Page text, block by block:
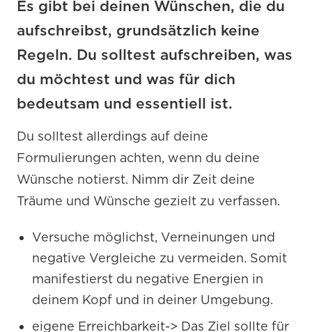
Es gibt bei deinen Wünschen, die du
aufschreibst, grundsätzlich keine
Regeln. Du solltest aufschreiben, was
du möchtest und was für dich
bedeutsam und essentiell ist.
Du solltest allerdings auf deine
Formulierungen achten, wenn du deine
Wünsche notierst. Nimm dir Zeit deine
Träume und Wünsche gezielt zu verfassen.
Versuche möglichst, Verneinungen und
negative Vergleiche zu vermeiden. Somit
manifestierst du negative Energien in
deinem Kopf und in deiner Umgebung.
eigene Erreichbarkeit-> Das Ziel sollte für